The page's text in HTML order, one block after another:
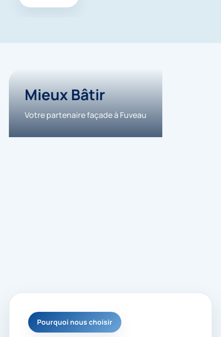
Mieux Bâtir
Votre partenaire façade à Fuveau
Pourquoi nous choisir